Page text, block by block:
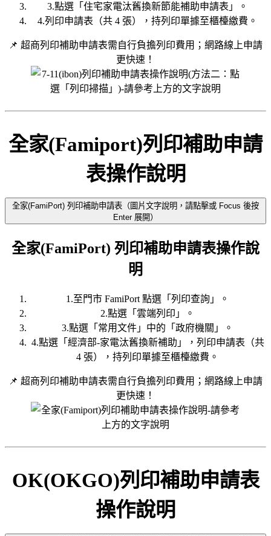
3.點選「住宅家電汰舊換新節能補助申請表」。
4.列印申請表（共 4 張），持列印單據至櫃檯繳費。
📌 超商列印補助申請表需自行負擔列印費用；網路線上申請
更快速！
全家(Famiport)列印補助申請
表操作說明
全家(FamiPort) 列印補助申請表（圖片文字說明，請點擊或 Focus 後按
Enter 展開）
全家(FamiPort) 列印補助申請表操作說
明
1.至門市 FamiPort 點選「列印查詢」。
2.點選「雲端列印」。
3.點選「常用文件」中的「政府機關」。
4.點選「經濟部-家電汰舊換新補助」，列印申請表（共
4 張），持列印單據至櫃檯繳費。
📌 超商列印補助申請表需自行負擔列印費用；網路線上申請
更快速！
OK(OKGO)列印補助申請表
操作說明